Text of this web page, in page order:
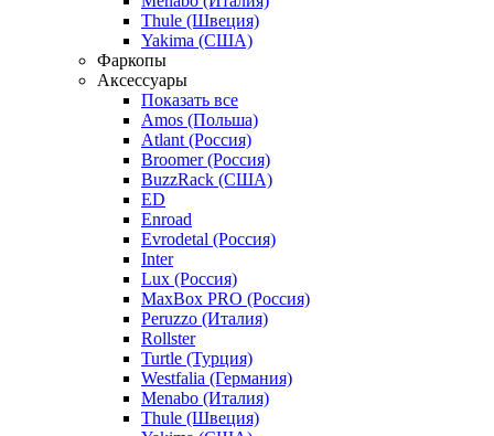
Thule (Швеция)
Yakima (США)
Фаркопы
Аксессуары
Показать все
Amos (Польша)
Atlant (Россия)
Broomer (Россия)
BuzzRack (США)
ED
Enroad
Evrodetal (Россия)
Inter
Lux (Россия)
MaxBox PRO (Россия)
Peruzzo (Италия)
Rollster
Turtle (Турция)
Westfalia (Германия)
Menabo (Италия)
Thule (Швеция)